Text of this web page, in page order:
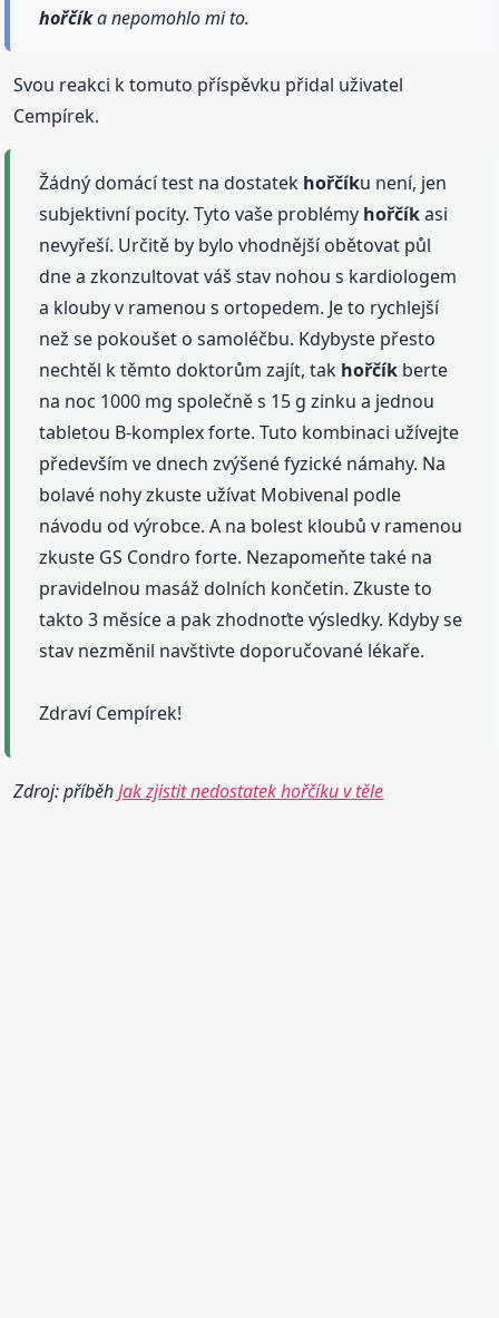
hořčíka nepomohlo mi to.
Svou reakci k tomuto příspěvku přidal uživatel
Cempírek.
Žádný domácí test na dostatek hořčíku není, jen
subjektivní pocity. Tyto vaše problémy hořčíkasi
nevyřeší. Určitě by bylo vhodnější obětovat půl
dne a zkonzultovat váš stav nohou s kardiologem
a klouby v ramenou s ortopedem. Je to rychlejší
než se pokoušet o samoléčbu. Kdybyste přesto
nechtěl k těmto doktorům zajít, tak hořčík berte
na noc 1000 mg společně s 15 g zinku a jednou
tabletou B-komplex forte. Tuto kombinaci užívejte
především ve dnech zvýšené fyzické námahy. Na
bolavé nohy zkuste užívat Mobivenal podle
návodu od výrobce. A na bolest kloubů v ramenou
zkuste GS Condro forte. Nezapomeňte také na
pravidelnou masáž dolních končetin. Zkuste to
takto 3 měsíce a pak zhodnoťte výsledky. Kdyby se
stav nezměnil navštivte doporučované lékaře.
Zdraví Cempírek!
Zdroj: příběhJak zjistit nedostatek hořčíku v těle